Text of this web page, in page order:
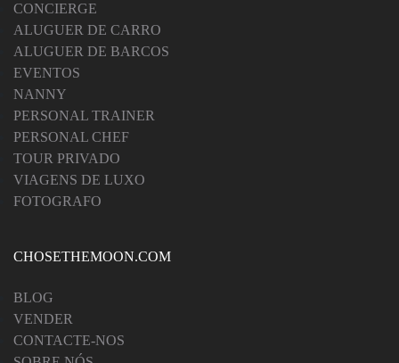
CONCIERGE
ALUGUER DE CARRO
ALUGUER DE BARCOS
EVENTOS
NANNY
PERSONAL TRAINER
PERSONAL CHEF
TOUR PRIVADO
VIAGENS DE LUXO
FOTOGRAFO
CHOSETHEMOON.COM
BLOG
VENDER
CONTACTE-NOS